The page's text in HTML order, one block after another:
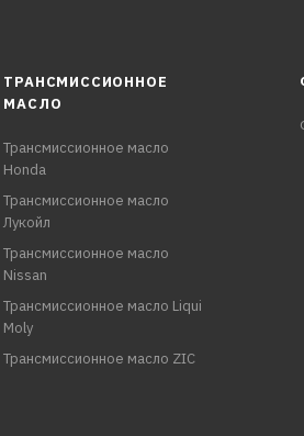
ТРАНСМИССИОННОЕ
МАСЛО
Трансмиссионное масло
Honda
Трансмиссионное масло
Лукойл
Трансмиссионное масло
Nissan
Трансмиссионное масло Liqui
Moly
Трансмиссионное масло ZIC